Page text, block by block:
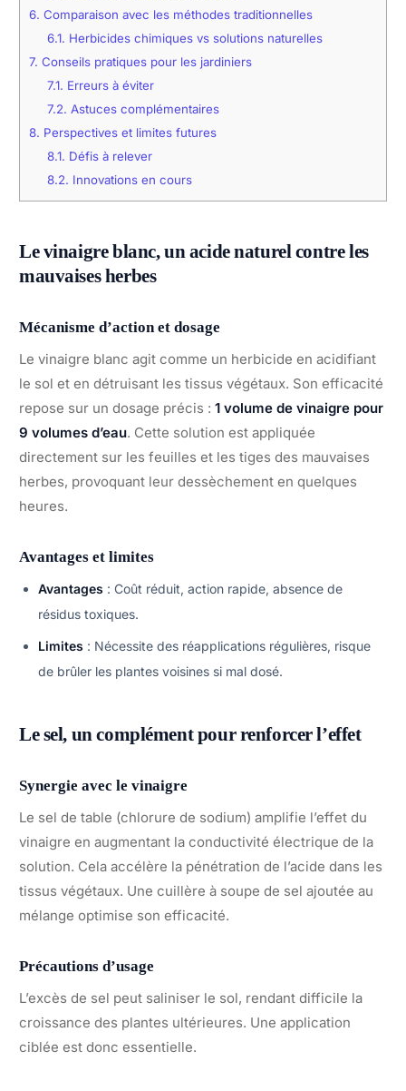
6. Comparaison avec les méthodes traditionnelles
6.1. Herbicides chimiques vs solutions naturelles
7. Conseils pratiques pour les jardiniers
7.1. Erreurs à éviter
7.2. Astuces complémentaires
8. Perspectives et limites futures
8.1. Défis à relever
8.2. Innovations en cours
Le vinaigre blanc, un acide naturel contre les
mauvaises herbes
Mécanisme d’action et dosage
Le vinaigre blanc agit comme un herbicide en acidifiant
le sol et en détruisant les tissus végétaux. Son efficacité
repose sur un dosage précis : 1 volume de vinaigre pour
9 volumes d’eau. Cette solution est appliquée
directement sur les feuilles et les tiges des mauvaises
herbes, provoquant leur dessèchement en quelques
heures.
Avantages et limites
Avantages : Coût réduit, action rapide, absence de
résidus toxiques.
Limites : Nécessite des réapplications régulières, risque
de brûler les plantes voisines si mal dosé.
Le sel, un complément pour renforcer l’effet
Synergie avec le vinaigre
Le sel de table (chlorure de sodium) amplifie l’effet du
vinaigre en augmentant la conductivité électrique de la
solution. Cela accélère la pénétration de l’acide dans les
tissus végétaux. Une cuillère à soupe de sel ajoutée au
mélange optimise son efficacité.
Précautions d’usage
L’excès de sel peut saliniser le sol, rendant difficile la
croissance des plantes ultérieures. Une application
ciblée est donc essentielle.